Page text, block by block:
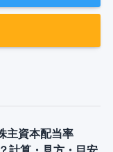
主資本配当率